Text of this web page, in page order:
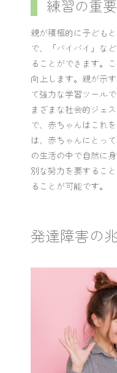
練習の重
親が積極的に子ども
で、「バイバイ」な
ることができます。
向上します。親が示
て強力な学習ツール
まざまな社会的ジェ
で、赤ちゃんはこれ
は、赤ちゃんにとっ
の生活の中で自然に
別な努力を要するこ
ることが可能です。
発達障害の